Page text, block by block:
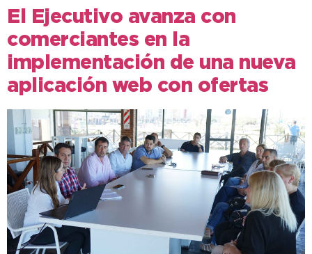
El Ejecutivo avanza con
comerciantes en la
implementación de una nueva
aplicación web con ofertas